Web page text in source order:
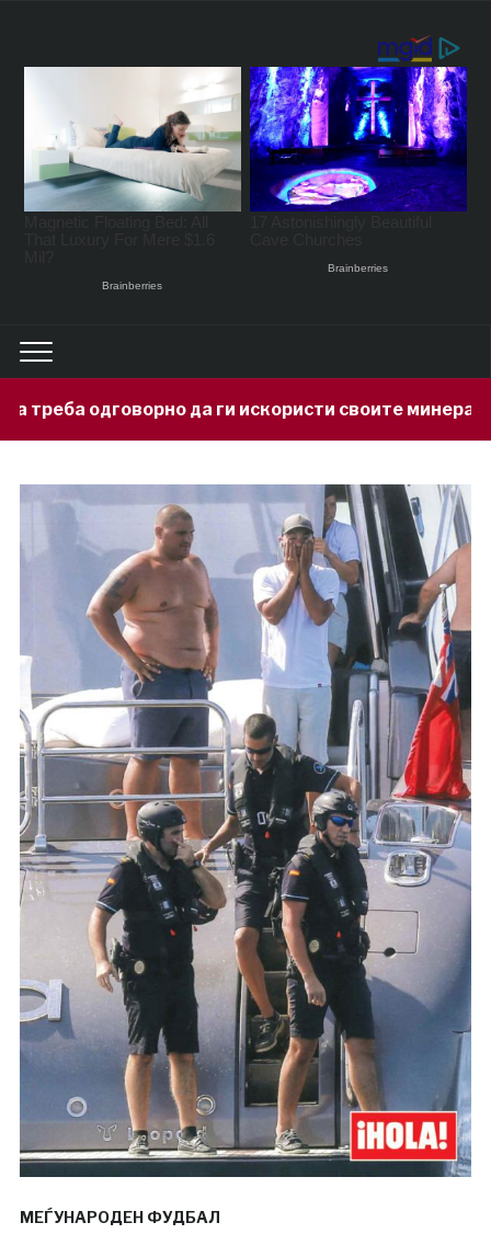
ги искористи своите минерални богатства
МЕЃУНАРОДЕН ФУДБАЛ